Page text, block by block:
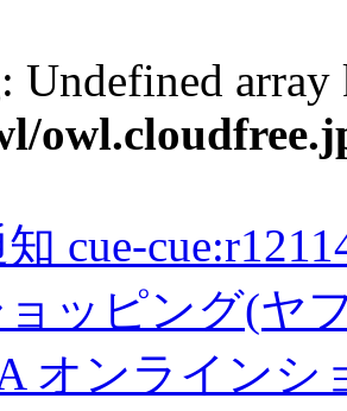
: Undefined
cue-
ョッピング(ヤ
オンラインシ